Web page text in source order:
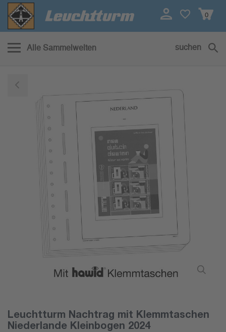
0
Alle Sammelwelten suchen
Leuchtturm Nachtrag mit Klemmtaschen
Niederlande Kleinbogen 2024